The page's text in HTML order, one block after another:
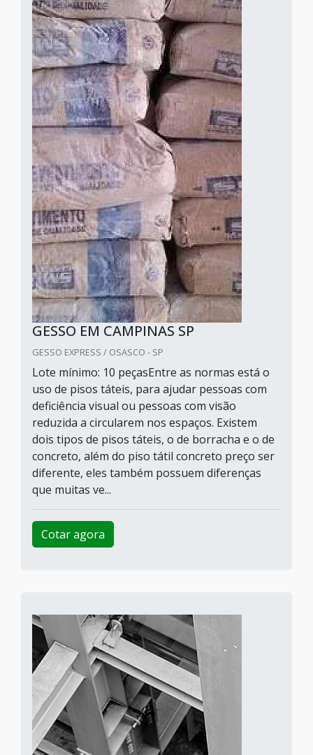
GESSO EM CAMPINAS SP
GESSO EXPRESS / OSASCO - SP
Lote mínimo: 10 peçasEntre as normas está o
uso de pisos táteis, para ajudar pessoas com
deficiência visual ou pessoas com visão
reduzida a circularem nos espaços. Existem
dois tipos de pisos táteis, o de borracha e o de
concreto, além do piso tátil concreto preço ser
diferente, eles também possuem diferenças
que muitas ve...
Cotar agora